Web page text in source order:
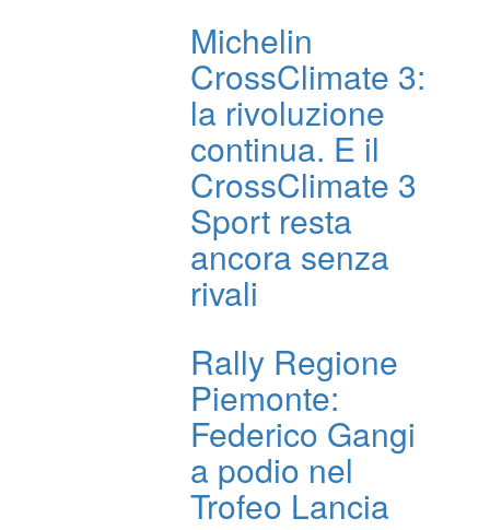
Michelin
CrossClimate 3:
la rivoluzione
continua. E il
CrossClimate 3
Sport resta
ancora senza
rivali
Rally Regione
Piemonte:
Federico Gangi
a podio nel
Trofeo Lancia